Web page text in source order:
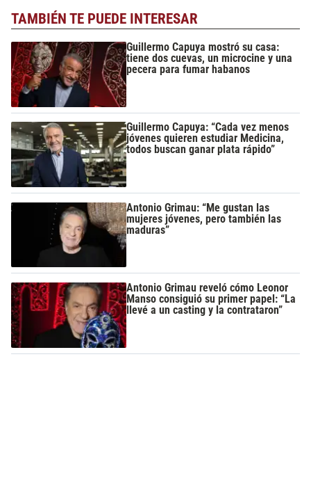
TAMBIÉN TE PUEDE INTERESAR
Guillermo Capuya mostró su casa:
tiene dos cuevas, un microcine y una
pecera para fumar habanos
Guillermo Capuya: “Cada vez menos
jóvenes quieren estudiar Medicina,
todos buscan ganar plata rápido”
Antonio Grimau: “Me gustan las
mujeres jóvenes, pero también las
maduras”
Antonio Grimau reveló cómo Leonor
Manso consiguió su primer papel: “La
llevé a un casting y la contrataron”